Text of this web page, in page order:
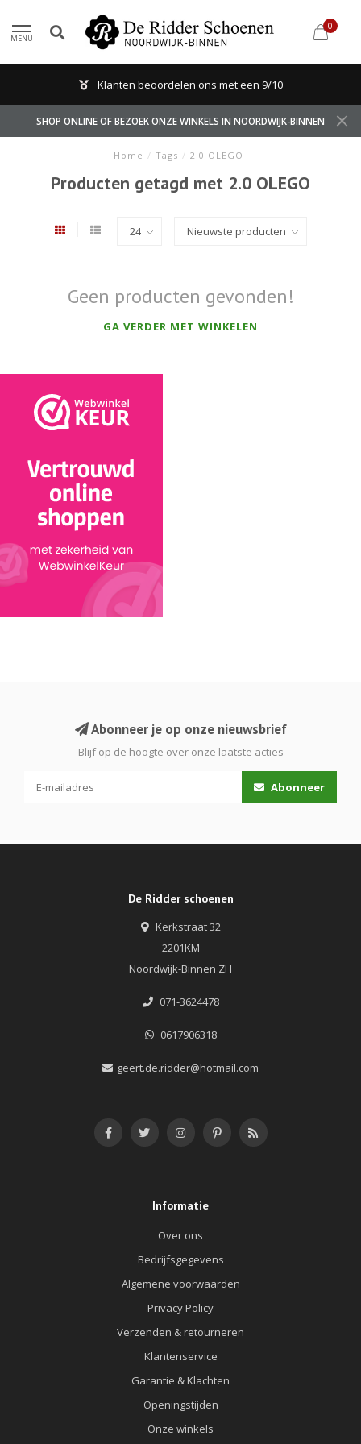
MENU
0
Klanten beoordelen ons met een 9/10
SHOP ONLINE OF BEZOEK ONZE WINKELS IN NOORDWIJK-BINNEN
Home / Tags / 2.0 OLEGO
Producten getagd met 2.0 OLEGO
Geen producten gevonden!
GA VERDER MET WINKELEN
Abonneer je op onze nieuwsbrief
Blijf op de hoogte over onze laatste acties
Abonneer
De Ridder schoenen
Kerkstraat 32
2201KM
Noordwijk-Binnen ZH
071-3624478
0617906318
geert.de.ridder@hotmail.com
Informatie
Over ons
Bedrijfsgegevens
Algemene voorwaarden
Privacy Policy
Verzenden & retourneren
Klantenservice
Garantie & Klachten
Openingstijden
Onze winkels